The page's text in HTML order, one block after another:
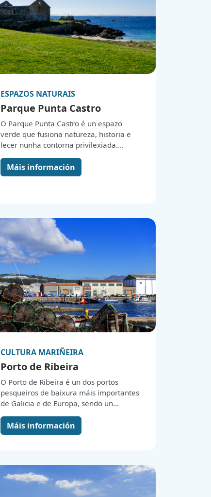
ESPAZOS NATURAIS
Parque Punta Castro
O Parque Punta Castro é un espazo
verde que fusiona natureza, historia e
lecer nunha contorna privilexiada.
porto de Castiñeiras, ofrece
espectaculares vistas panorámicas da
Máis información
CULTURA MARIÑEIRA
Porto de Ribeira
O Porto de Ribeira é un dos portos
pesqueiros de baixura máis importantes
de Galicia e de Europa, sendo un
nacional e internacional. A súa
localización estratéxica na ría de
comercialización de produtos do mar,
desempeñando un papel esencial na
economía local. Este porto foi clave no
Máis información